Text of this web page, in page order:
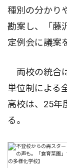
種別の分かり
勘案し、「藤
定例会に議案
両校の統合
単位制による
高校は、25年
る。